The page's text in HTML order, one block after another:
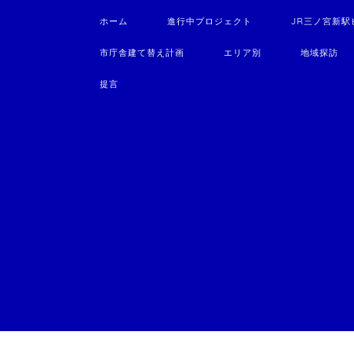
ホーム 進行中プロジェクト JR三ノ宮新駅
市庁舎建て替え計画 エリア別 地域探訪
提言